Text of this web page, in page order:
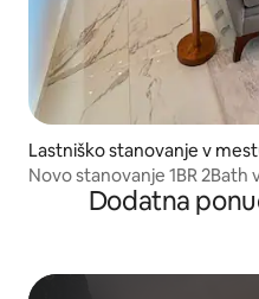
Lastniško stanovanje v
Novo stanovanje 1BR
Dodatna